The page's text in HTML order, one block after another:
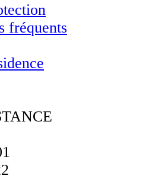
fréquents